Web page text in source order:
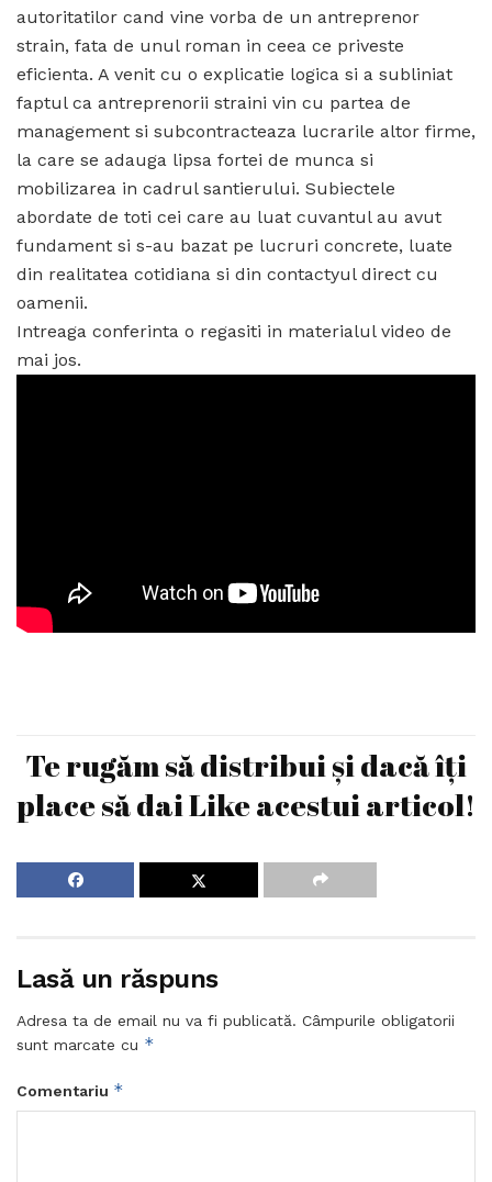
autoritatilor cand vine vorba de un antreprenor
strain, fata de unul roman in ceea ce priveste
eficienta. A venit cu o explicatie logica si a subliniat
faptul ca antreprenorii straini vin cu partea de
management si subcontracteaza lucrarile altor firme,
la care se adauga lipsa fortei de munca si
mobilizarea in cadrul santierului. Subiectele
abordate de toti cei care au luat cuvantul au avut
fundament si s-au bazat pe lucruri concrete, luate
din realitatea cotidiana si din contactyul direct cu
oamenii.
Intreaga conferinta o regasiti in materialul video de
mai jos.
Te rugăm să distribui și dacă îți
place să dai Like acestui articol!
Lasă un răspuns
Adresa ta de email nu va fi publicată. Câmpurile obligatorii
sunt marcate cu *
Comentariu *